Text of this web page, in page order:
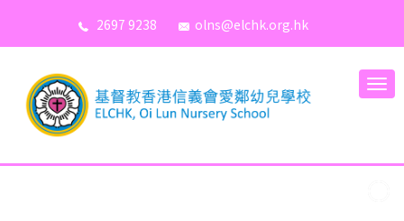
2697 9238 olns@elchk.org.hk